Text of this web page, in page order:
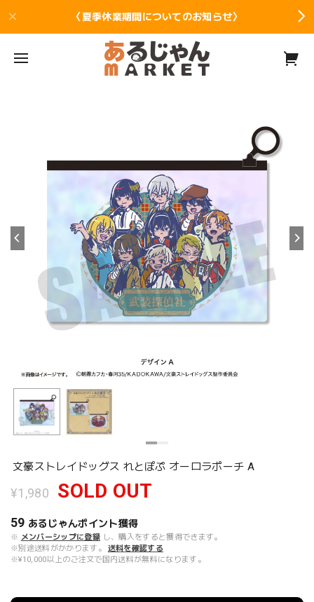
〈夏季休業期間についてのお知らせ〉
文豪ストレイドッグス れとぽぷ オーロラポーチ A
¥1,980 SOLD OUT
59 あるじゃんポイント獲得
※ メンバーシップに登録 し、購入をすると獲得できます。
※別途送料がかかります。
送料を確認する
※¥10,000以上のご注文で国内送料が無料になります。